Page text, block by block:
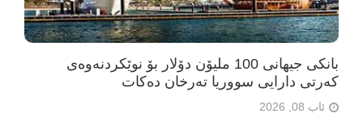
بانکی جیهانی 100 ملیۆن دۆلار بۆ نوێکردنەوەی
کەرتی دارایی سووریا تەرخان دەکات
ئاب 08, 2026